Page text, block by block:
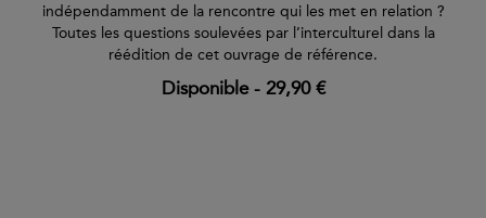
indépendamment de la rencontre qui les met en relation ?
Toutes les questions soulevées par l’interculturel dans la
réédition de cet ouvrage de référence.
Disponible- 29,90 €